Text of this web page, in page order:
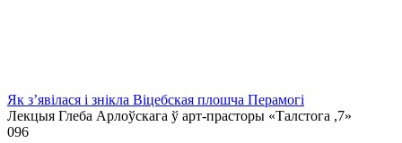
Як з’явілася і знікла Віцебская плошча Перамогі
Лекцыя Глеба Арлоўскага ў арт-прасторы «Талстога ,7»
096